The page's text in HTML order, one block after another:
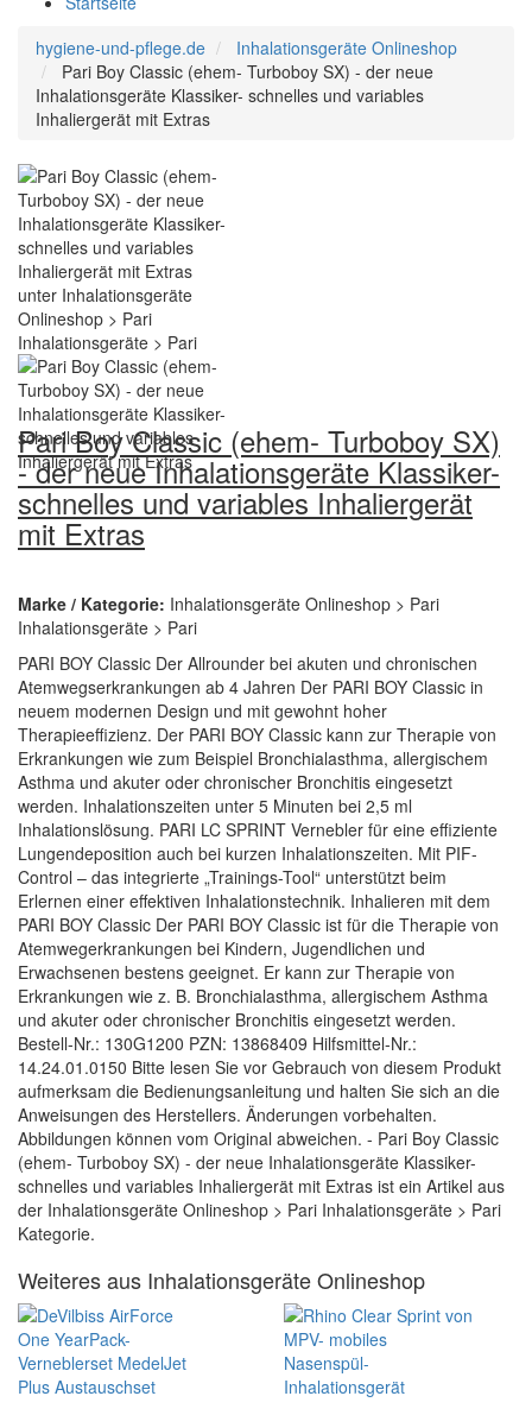
hygiene-und-pflege.de
Inhalationsgeräte Onlineshop
Pari Boy Classic (ehem- Turboboy SX) - der neue
Inhalationsgeräte Klassiker- schnelles und variables
Inhaliergerät mit Extras
Pari Boy Classic (ehem- Turboboy SX)
- der neue Inhalationsgeräte Klassiker-
schnelles und variables Inhaliergerät
mit Extras
Marke / Kategorie: Inhalationsgeräte Onlineshop > Pari
Inhalationsgeräte > Pari
PARI BOY Classic Der Allrounder bei akuten und chronischen
Atemwegserkrankungen ab 4 Jahren Der PARI BOY Classic in
neuem modernen Design und mit gewohnt hoher
Therapieeffizienz. Der PARI BOY Classic kann zur Therapie von
Erkrankungen wie zum Beispiel Bronchialasthma, allergischem
Asthma und akuter oder chronischer Bronchitis eingesetzt
werden. Inhalationszeiten unter 5 Minuten bei 2,5 ml
Inhalationslösung. PARI LC SPRINT Vernebler für eine effiziente
Lungendeposition auch bei kurzen Inhalationszeiten. Mit PIF-
Control – das integrierte „Trainings-Tool“ unterstützt beim
Erlernen einer effektiven Inhalationstechnik. Inhalieren mit dem
PARI BOY Classic Der PARI BOY Classic ist für die Therapie von
Atemwegerkrankungen bei Kindern, Jugendlichen und
Erwachsenen bestens geeignet. Er kann zur Therapie von
Erkrankungen wie z. B. Bronchialasthma, allergischem Asthma
und akuter oder chronischer Bronchitis eingesetzt werden.
Bestell-Nr.: 130G1200 PZN: 13868409 Hilfsmittel-Nr.:
14.24.01.0150 Bitte lesen Sie vor Gebrauch von diesem Produkt
aufmerksam die Bedienungsanleitung und halten Sie sich an die
Anweisungen des Herstellers. Änderungen vorbehalten.
Abbildungen können vom Original abweichen. - Pari Boy Classic
(ehem- Turboboy SX) - der neue Inhalationsgeräte Klassiker-
schnelles und variables Inhaliergerät mit Extras ist ein Artikel aus
der Inhalationsgeräte Onlineshop > Pari Inhalationsgeräte > Pari
Kategorie.
Weiteres aus Inhalationsgeräte Onlineshop